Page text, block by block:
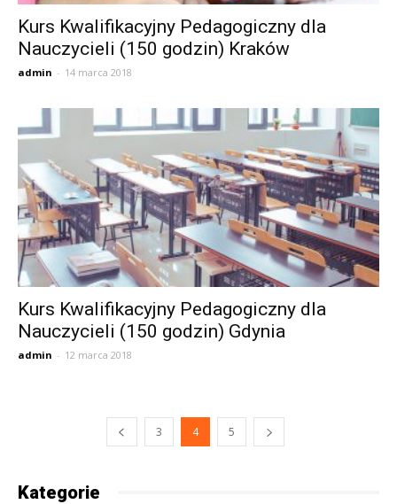
Kurs Kwalifikacyjny Pedagogiczny dla
Nauczycieli (150 godzin) Kraków
admin - 14 marca 2018
Kurs Kwalifikacyjny Pedagogiczny dla
Nauczycieli (150 godzin) Gdynia
admin - 12 marca 2018
3 4 5
Kategorie